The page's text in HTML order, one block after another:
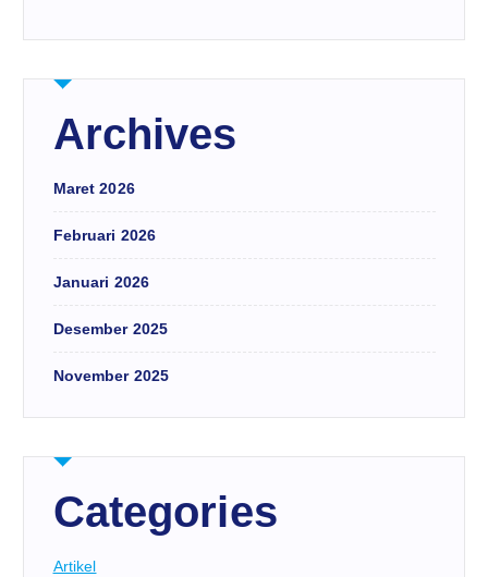
Archives
Maret 2026
Februari 2026
Januari 2026
Desember 2025
November 2025
Categories
Artikel